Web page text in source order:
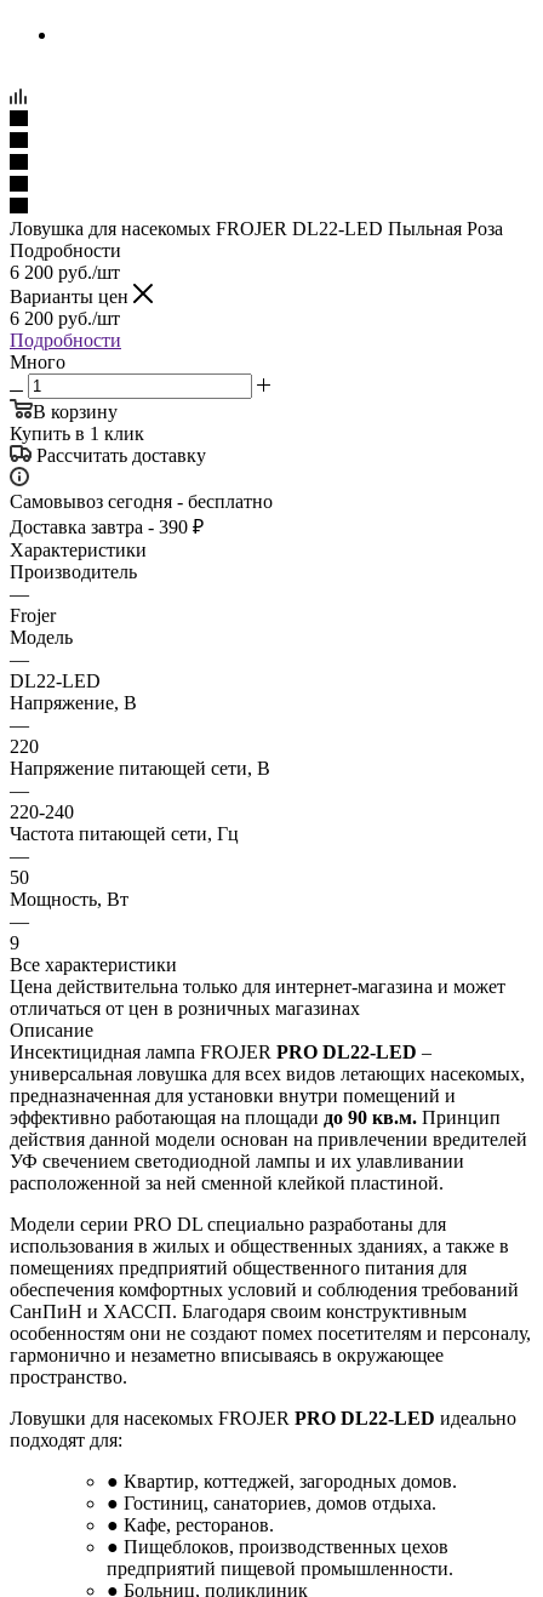
Ловушка для насекомых FROJER DL22-LED Пыльная Роза
Подробности
6 200 руб./шт
Варианты цен
6 200 руб./шт
Подробности
Много
В корзину
Купить в 1 клик
Рассчитать доставку
Самовывоз сегодня - бесплатно
Доставка завтра - 390 ₽
Характеристики
Производитель
—
Frojer
Модель
—
DL22-LED
Напряжение, В
—
220
Напряжение питающей сети, В
—
220-240
Частота питающей сети, Гц
—
50
Мощность, Вт
—
9
Все характеристики
Цена действительна только для интернет-магазина и может
отличаться от цен в розничных магазинах
Описание
Инсектицидная лампа FROJER PRO DL22-LED –
универсальная ловушка для всех видов летающих насекомых,
предназначенная для установки внутри помещений и
эффективно работающая на площади до 90 кв.м. Принцип
действия данной модели основан на привлечении вредителей
УФ свечением светодиодной лампы и их улавливании
расположенной за ней сменной клейкой пластиной.
Модели серии PRO DL специально разработаны для
использования в жилых и общественных зданиях, а также в
помещениях предприятий общественного питания для
обеспечения комфортных условий и соблюдения требований
СанПиН и ХАССП. Благодаря своим конструктивным
особенностям они не создают помех посетителям и персоналу,
гармонично и незаметно вписываясь в окружающее
пространство.
Ловушки для насекомых FROJER PRO DL22-LED идеально
подходят для:
● Квартир, коттеджей, загородных домов.
● Гостиниц, санаториев, домов отдыха.
● Кафе, ресторанов.
● Пищеблоков, производственных цехов
предприятий пищевой промышленности.
● Больниц, поликлиник